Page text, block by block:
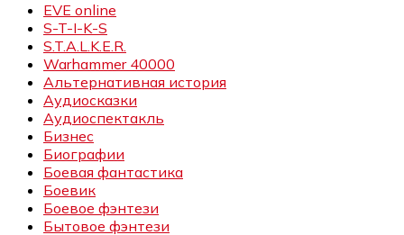
EVE online
S-T-I-K-S
S.T.A.L.K.E.R.
Warhammer 40000
Альтернативная история
Аудиосказки
Аудиоспектакль
Бизнес
Биографии
Боевая фантастика
Боевик
Боевое фэнтези
Бытовое фэнтези